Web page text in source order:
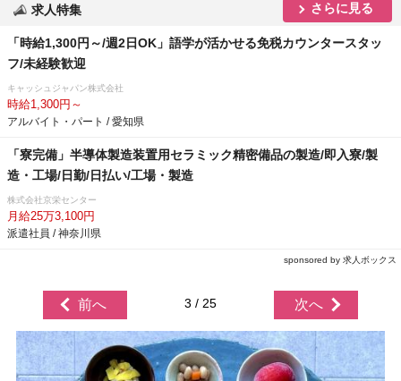
求人特集 さらに見る
「時給1,300円～/週2日OK」語学が活かせる免税カウンタースタッ
フ/未経験歓迎
キャッシュジャパン株式会社
時給1,300円～
アルバイト・パート / 愛知県
「寮完備」半導体製造装置用セラミック精密備品の製造/即入寮/製
造・工場/日勤/日払い/工場・製造
株式会社京栄センター
月給25万3,100円
派遣社員 / 神奈川県
sponsored by 求人ボックス
前へ 3 / 25 次へ